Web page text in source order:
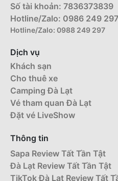
Số tài khoản: 7836373839
Hotline/Zalo: 0986 249 297
Hotline/Zalo: 0988 249 297
Dịch vụ
Khách sạn
Cho thuê xe
Camping Đà Lạt
Vé tham quan Đà Lạt
Đặt vé LiveShow
Thông tin
Sapa Review Tất Tần Tật
Đà Lạt Review Tất Tần Tật
TikTok Đà Lạt Review Tất